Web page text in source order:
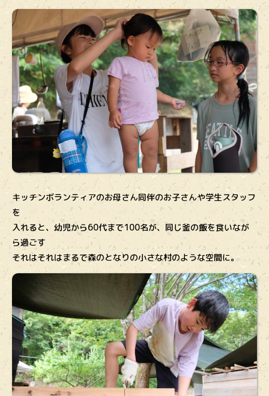
キッチンボランティアのお母さん同伴のお子さんや学生スタッフ
を
入れると、幼児から60代まで100名が、同じ釜の飯を食いなが
ら過ごす
それはそれはまるで森のとなりの小さな村のような空間に。